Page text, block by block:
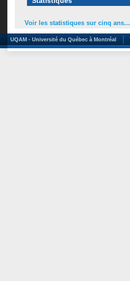
Voir les statistiques sur cinq ans...
UQAM - Université du Québec à Montréal